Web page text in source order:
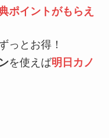
ポイントがもらえ
っとお得！
を使えば明日カノ